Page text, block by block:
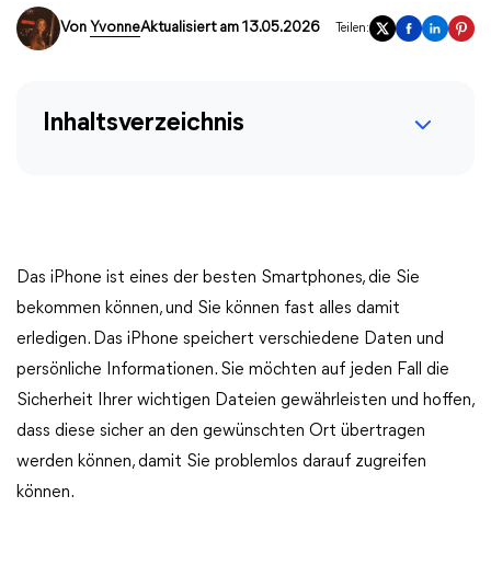
Von YvonneAktualisiert am 13.05.2026 Teilen:
Inhaltsverzeichnis
Das iPhone ist eines der besten Smartphones, die Sie
bekommen können, und Sie können fast alles damit
erledigen. Das iPhone speichert verschiedene Daten und
persönliche Informationen. Sie möchten auf jeden Fall die
Sicherheit Ihrer wichtigen Dateien gewährleisten und hoffen,
dass diese sicher an den gewünschten Ort übertragen
werden können, damit Sie problemlos darauf zugreifen
können.